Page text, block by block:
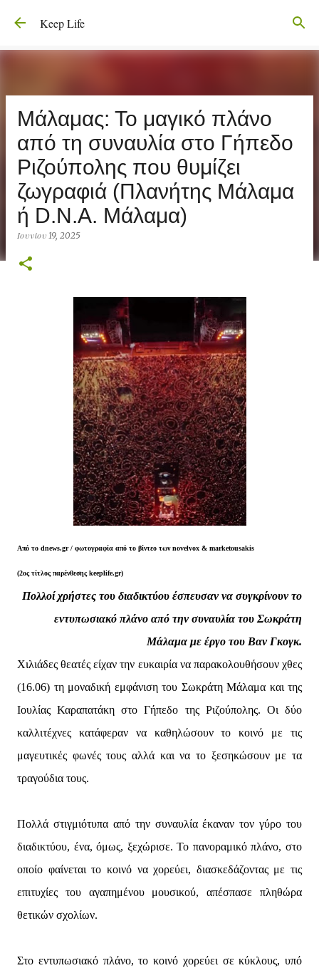
Μετάβαση στο κύριο περιεχόμενο
Keep Life
Μάλαμας: Το μαγικό πλάνο
από τη συναυλία στο Γήπεδο
Ριζούπολης που θυμίζει
ζωγραφιά (Πλανήτης Μάλαμα
ή D.N.A. Μάλαμα)
Ιουνίου 19, 2025
Από το dnews.gr / φωτογραφία από το βίντεο των novelvox & marketousakis
(2ος τίτλος παρένθεσης keeplife.gr)
Πολλοί χρήστες του διαδικτύου έσπευσαν να συγκρίνουν το
εντυπωσιακό πλάνο από την συναυλία του Σωκράτη
Μάλαμα με έργο του Βαν Γκογκ.
Χιλιάδες θεατές είχαν την ευκαιρία να παρακολουθήσουν χθες
(16.06) τη μοναδική εμφάνιση του Σωκράτη Μάλαμα και της
Ιουλίας Καραπατάκη στο Γήπεδο της Ριζούπολης. Οι δύο
καλλιτέχνες κατάφεραν να καθηλώσουν το κοινό με τις
μαγευτικές φωνές τους αλλά και να το ξεσηκώσουν με τα
τραγούδια τους.
Πολλά στιγμιότυπα από την συναυλία έκαναν τον γύρο του
διαδικτύου, ένα, όμως, ξεχώρισε. Το πανοραμικό πλάνο, στο
οποίο φαίνεται το κοινό να χορεύει, διασκεδάζοντας με τις
επιτυχίες του αγαπημένου μουσικού, απέσπασε πληθώρα
θετικών σχολίων.
Στο εντυπωσιακό πλάνο, το κοινό χορεύει σε κύκλους, υπό